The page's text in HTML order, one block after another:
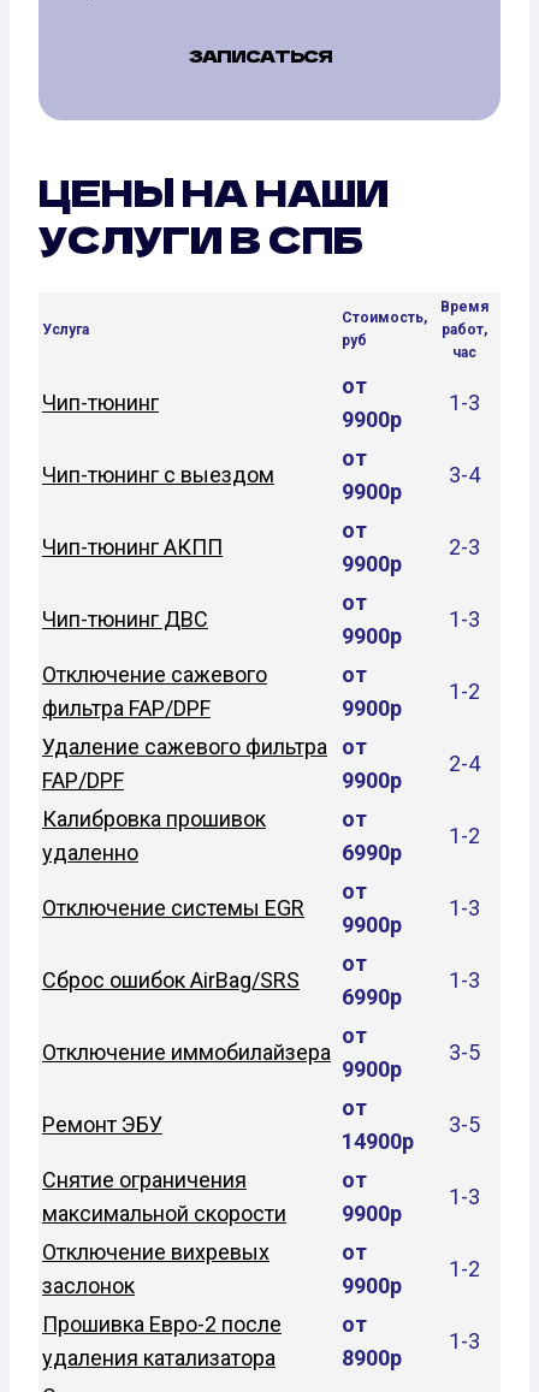
ЗАПИСАТЬСЯ
ЦЕНЫ НА НАШИ
УСЛУГИ В СПБ
Услуга
Стоимость,
руб
Время
работ,
час
Чип-тюнинг
от
9900р
1-3
Чип-тюнинг с выездом
от
9900р
3-4
Чип-тюнинг АКПП
от
9900р
2-3
Чип-тюнинг ДВС
от
9900р
1-3
Отключение сажевого
фильтра FAP/DPF
от
9900р
1-2
Удаление сажевого фильтра
FAP/DPF
от
9900р
2-4
Калибровка прошивок
удаленно
от
6990р
1-2
Отключение системы EGR
от
9900р
1-3
Сброс ошибок AirBag/SRS
от
6990р
1-3
Отключение иммобилайзера
от
9900р
3-5
Ремонт ЭБУ
от
14900р
3-5
Снятие ограничения
максимальной скорости
от
9900р
1-3
Отключение вихревых
заслонок
от
9900р
1-2
Прошивка Евро-2 после
удаления катализатора
от
8900р
1-3